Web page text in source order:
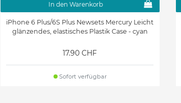
In den Warenkorb
iPhone 6 Plus/6S Plus Newsets Mercury Leicht
glänzendes, elastisches Plastik Case - cyan
17.90 CHF
Sofort verfügbar